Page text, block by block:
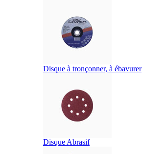
Disque à tronçonner, à ébavurer
Disque Abrasif